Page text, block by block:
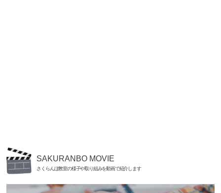
SAKURANBO MOVIE
さくらんぼ教室の様子や取り組みを動画で紹介します